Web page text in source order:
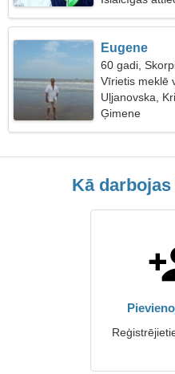
Eugene
60 gadi,
Vīrietis meklē
Uļjanovska,
Ģimene
Kā